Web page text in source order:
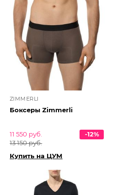
ZIMMERLI
Боксеры Zimmerli
11 550 руб.
13 150 руб.
-12%
Купить на ЦУМ